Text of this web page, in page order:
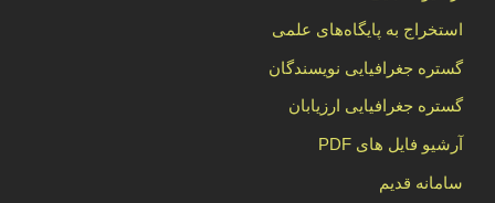
استخراج به پایگاه‌های علمی
گستره جغرافیایی نویسندگان
گستره جغرافیایی ارزیابان
آرشیو فایل های PDF
سامانه قدیم